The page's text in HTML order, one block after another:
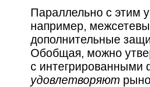
Параллельно с этим
например,
дополнительные
Обобщая, можно
с
удовлетворяют